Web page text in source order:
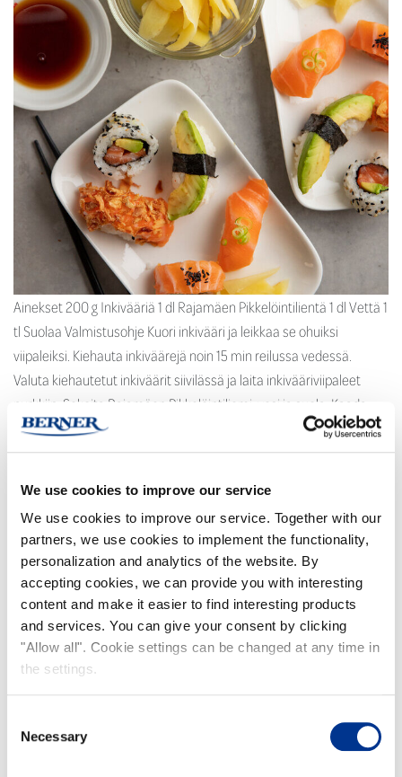
We use cookies to improve our service
We use cookies to improve our service. Together with our
partners, we use cookies to implement the functionality,
personalization and analytics of the website. By
accepting cookies, we can provide you with interesting
content and make it easier to find interesting products
and services. You can give your consent by clicking
"Allow all". Cookie settings can be changed at any time in
the settings.
Selection
Necessary
Ainekset 200 g Inkivääriä 1 dl Rajamäen Pikkelöintilientä 1 dl Vettä 1
tl Suolaa Valmistusohje Kuori inkivääri ja leikkaa se ohuiksi
viipaleiksi. Kiehauta inkiväärejä noin 15 min reilussa vedessä.
Valuta kiehautetut inkiväärit siivilässä ja laita inkivääriviipaleet
purkkiin. Sekoita Rajamäen Pikkelöintiliemi, vesi ja suola. Kaada
seos viipaleiden päälle, niin että ne peittyvät kokonaan
nesteeseen. Anna inkiväärien […]
Lue lisää …
Viikunapizza sinihomejuustolla & pikkelöidyllä punasipulilla